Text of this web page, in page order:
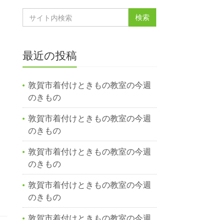
最近の投稿
敦賀市着付けときもの教室の今週
のきもの
敦賀市着付けときもの教室の今週
のきもの
敦賀市着付けときもの教室の今週
のきもの
敦賀市着付けときもの教室の今週
のきもの